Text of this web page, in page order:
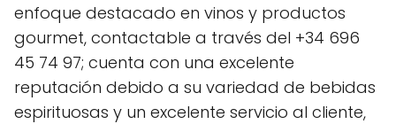
enfoque destacado en vinos y productos
gourmet, contactable a través del +34 696
45 74 97; cuenta con una excelente
reputación debido a su variedad de bebidas
espirituosas y un excelente servicio al cliente,